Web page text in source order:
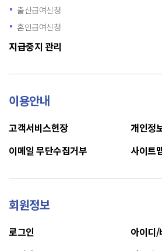
출산급여신청
혼인급여신청
지급중지 관리
이용안내
고객서비스헌장
개인정
이메일 무단수집거부
사이트
회원정보
로그인
아이디/